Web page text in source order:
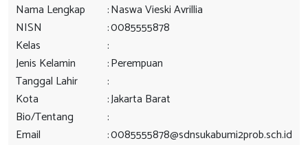
Nama Lengkap :Naswa Vieski Avrillia
NISN
:0085555878
Kelas
:
Jenis Kelamin
:Perempuan
Tanggal Lahir
:
Kota
:Jakarta Barat
Bio/Tentang
:
Email
:0085555878@sdnsukabumi2prob.sch.id